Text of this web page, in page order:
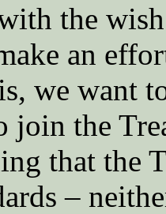
the
an
we want
join the
that the
–